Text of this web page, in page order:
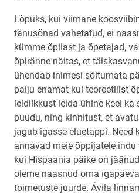
Lõpuks, kui viimane
tänusõnad vahetatud, ei
kümme õpilast ja õpetajad,
õpiränne näitas, et
ühendab inimesi sõltumata
palju enamat kui teoreetilist
leidlikkust leida ühine keel ka
puudu, ning kinnitust, et
jagub igasse eluetappi. Need
annavad meie õppijatele
kui Hispaania päike on
oleme naasnud oma
toimetuste juurde. Ávila